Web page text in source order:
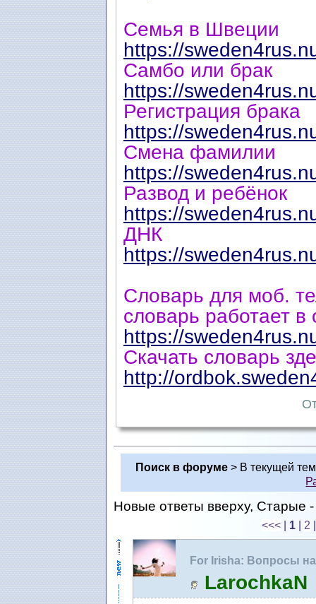
Семья в Швеции
https://
Самбо или брак
https://
Регистрация брака
https://
Смена фамилии
https://
Развод и ребёнок
https://
ДНК
https://
Cловарь для моб.
cловарь работает
https://
Скачать словарь
http://
Поиск в форуме > В текущей
Новые ответы вверху, Старые -
<<< 1 2
For Irisha: Вопросы
ожидания интервью
LarochkaN